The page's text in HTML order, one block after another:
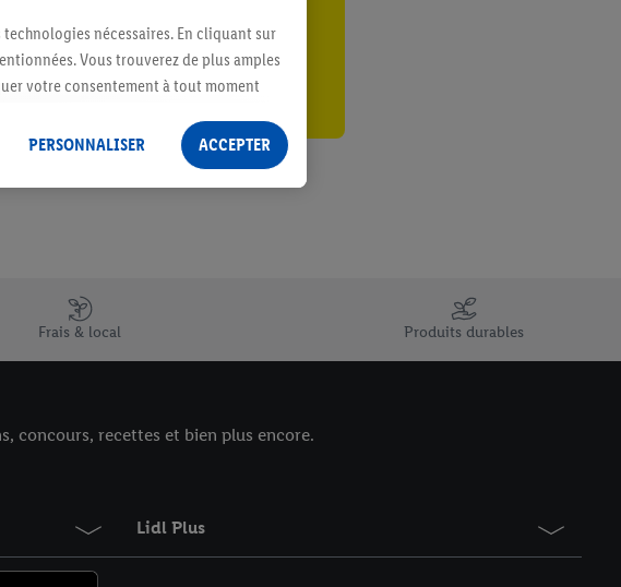
Frais & local Produits durables
concours, recettes et bien plus encore.
Lidl Plus
nécessaires. En cliquant sur
Vous trouverez de plus amples
votre consentement à tout moment
PERSONNALISER ACCEPTER